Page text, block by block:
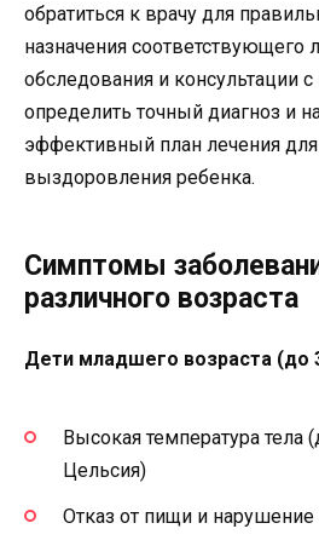
обратиться к врачу для
назначения соответствующего
обследования и консультации
определить точный диагноз и
эффективный план лечения
выздоровления ребенка.
Симптомы
различного возраста
Дети младшего возраста (до
Высокая температура тела
Цельсия)
Отказ от пищи и нарушение